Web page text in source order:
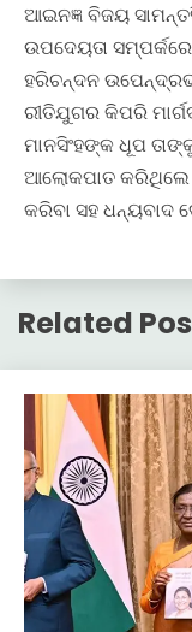
ଆଇନଜ୍ଞ ବିଜୟ
ଉପଦେୟତା
ହରିଚନ୍ଦନ
ରୀତିଯୁଗର କିପରି
ମାନସିଂହଙ୍କ ଧୂପ
ଆଲୋକପାତ କରିଥିଲେ
କରିବା ସହ ଧନ୍ୟବାଦ
Related